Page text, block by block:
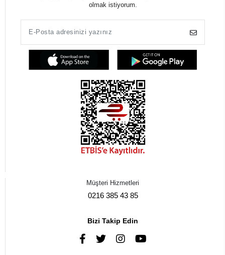
olmak istiyorum.
Müşteri Hizmetleri
0216 385 43 85
Bizi Takip Edin